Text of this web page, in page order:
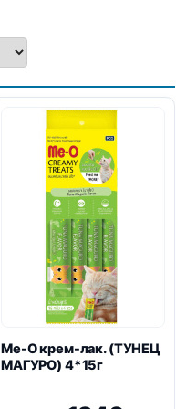
Me-O крем-лак. (ТУНЕЦ
МАГУРО) 4*15г